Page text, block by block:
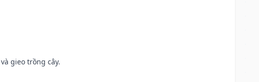
gieo trồng cây.